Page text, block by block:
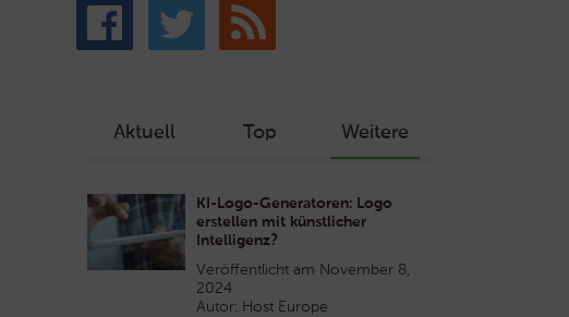
Aktuell Top Weitere
KI-Logo-Generatoren: Logo
erstellen mit künstlicher
Intelligenz?
Veröffentlicht am November 8,
2024
Autor: Host Europe